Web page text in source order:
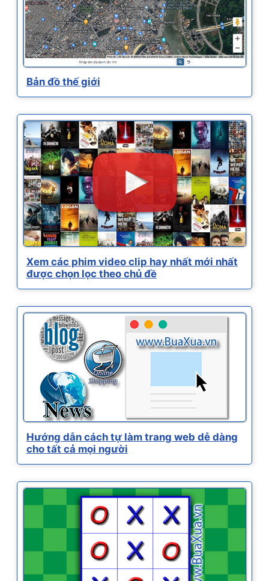
Bản đồ thế giới
Xem các phim video clip hay nhất mới nhất
được chọn lọc theo chủ đề
Hướng dẫn cách tự làm trang web dễ dàng
cho tất cả mọi người